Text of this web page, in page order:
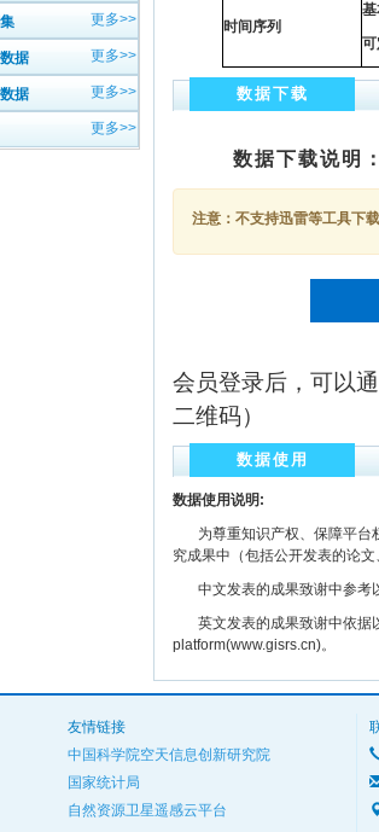
更多>>
据 更多>>
据 更多>>
更多>>
时间序列
可
数据下载
数据下载说明
注意：不支持迅雷等工具下
会员登录后，可以
二维码）
数据使用
数据使用说明:
为尊重知识产权、保障平台
究成果中（包括公开发表的论
中文发表的成果致谢中参考
英文发表的成果致谢中依据
platform(www.gisrs.cn)。
友情链接
中国科学院空天信息创新研究院
国家统计局
自然资源卫星遥感云平台